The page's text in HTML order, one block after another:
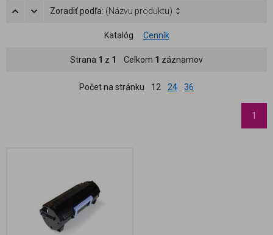
Zoradiť podľa: (Názvu produktu)
Katalóg Cenník
Strana 1 z 1 Celkom 1 záznamov
Počet na stránku 12 24 36
1